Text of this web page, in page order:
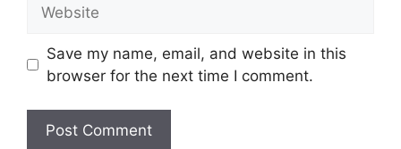
Save my name, email, and website in this
browser for the next time I comment.